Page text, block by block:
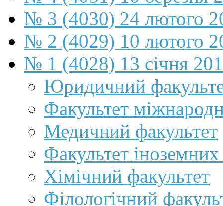
№ 3 (4030) 24 лютого
№ 2 (4029) 10 лютого
№ 1 (4028) 13 січня
Юридичний
Факультет
Медичний факультет
Факультет
Хімічний факультет
Філологічний